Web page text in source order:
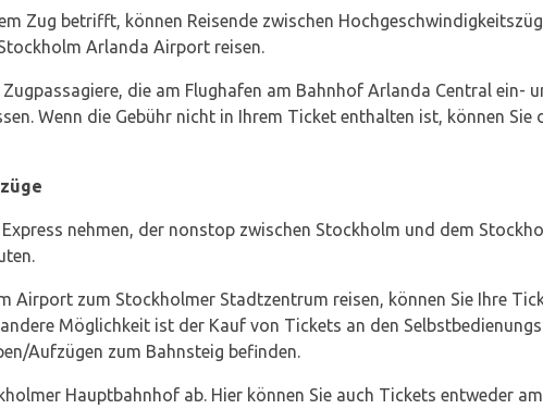
Zug betrifft, können Reisende zwischen
Arlanda Airport reisen.
die am Flughafen am Bahnhof Arlanda Central ein-
Wenn die Gebühr nicht in Ihrem Ticket enthalten ist, können Sie
nehmen, der nonstop zwischen Stockholm und dem
Airport zum Stockholmer Stadtzentrum reisen, können Sie Ihre
Möglichkeit ist der Kauf von Tickets an den
Aufzügen zum Bahnsteig befinden.
Hauptbahnhof ab. Hier können Sie auch Tickets entweder